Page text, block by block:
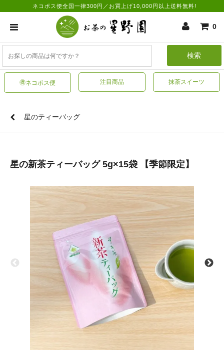
ネコポス便全国一律300円／お買上げ10,000円以上送料無料!
0
検索
🉐ネコポス便 注目商品 抹茶スイーツ
星のティーバッグ
星の新茶ティーバッグ 5g×15袋 【季節限定】